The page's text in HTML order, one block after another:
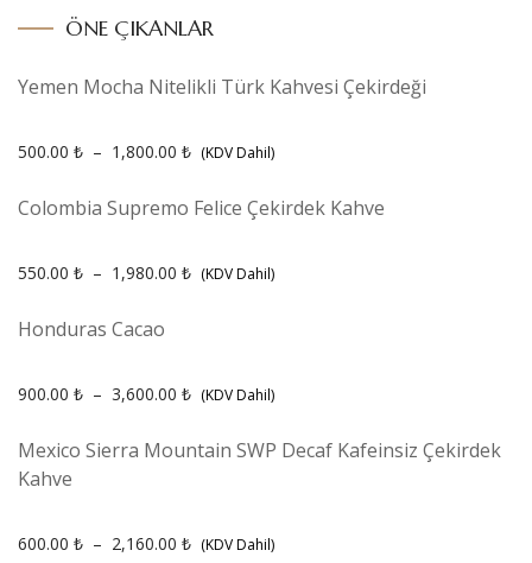
ÖNE ÇIKANLAR
Yemen Mocha Nitelikli Türk Kahvesi Çekirdeği
500.00 ₺ – 1,800.00 ₺ (KDV Dahil)
Colombia Supremo Felice Çekirdek Kahve
550.00 ₺ – 1,980.00 ₺ (KDV Dahil)
Honduras Cacao
900.00 ₺ – 3,600.00 ₺ (KDV Dahil)
Mexico Sierra Mountain SWP Decaf Kafeinsiz Çekirdek
Kahve
600.00 ₺ – 2,160.00 ₺ (KDV Dahil)